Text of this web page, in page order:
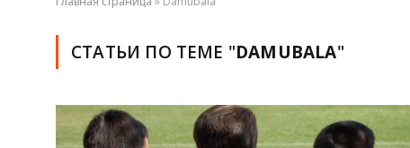
СТАТЬИ ПО ТЕМЕ "DAMUBALA"